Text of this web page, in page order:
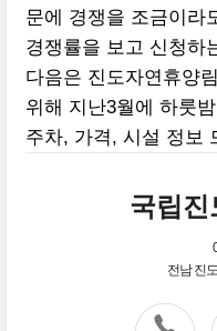
문에 경쟁을 조금이라
경쟁률을 보고 신청하
다음은 진도자연휴양
위해 지난3월에 하룻
주차, 가격, 시설 정보